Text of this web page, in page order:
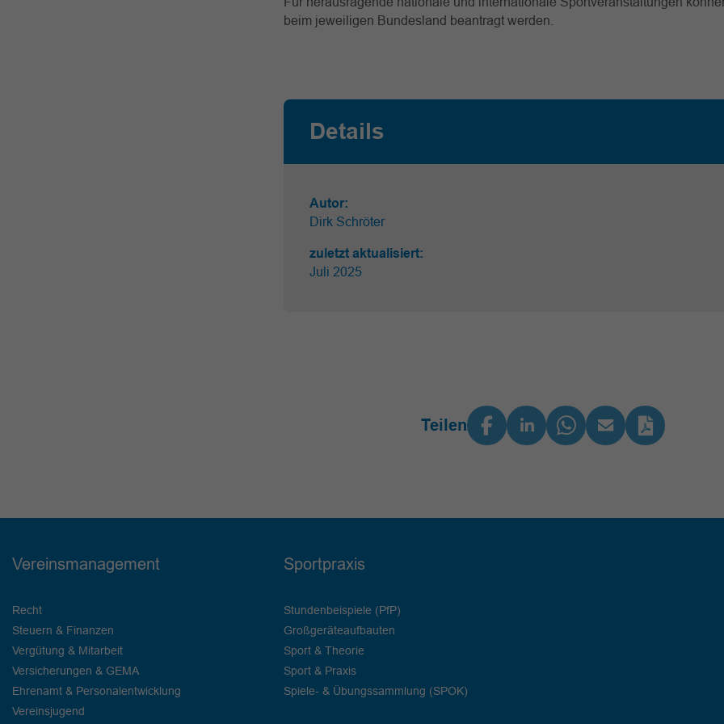
beim jeweiligen Bundesland beantragt werden.
Details
Autor:
Dirk Schröter
zuletzt aktualisiert:
Juli 2025
Teilen
Vereinsmanagement
Recht
Steuern & Finanzen
Vergütung & Mitarbeit
Versicherungen & GEMA
Ehrenamt & Personalentwicklung
Vereinsjugend
Sportpraxis
Stundenbeispiele (PfP)
Großgeräteaufbauten
Sport & Theorie
Sport & Praxis
Spiele- & Übungssammlung (SPOK)